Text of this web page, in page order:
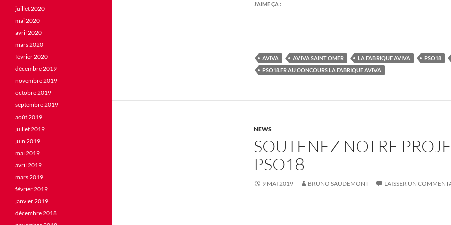
J’AIME ÇA :
AVIVA AVIVA SAINT OMER LA FABRIQUE AVIVA PSO18
PSO18.FR AU CONCOURS LA FABRIQUE AVIVA
NEWS
SOUTENEZ NOTRE
PSO18
9 MAI 2019 BRUNO SAUDEMONT LAISSER UN
juillet 2020
mai 2020
avril 2020
mars 2020
février 2020
décembre 2019
novembre 2019
octobre 2019
septembre 2019
août 2019
juillet 2019
juin 2019
mai 2019
avril 2019
mars 2019
février 2019
janvier 2019
décembre 2018